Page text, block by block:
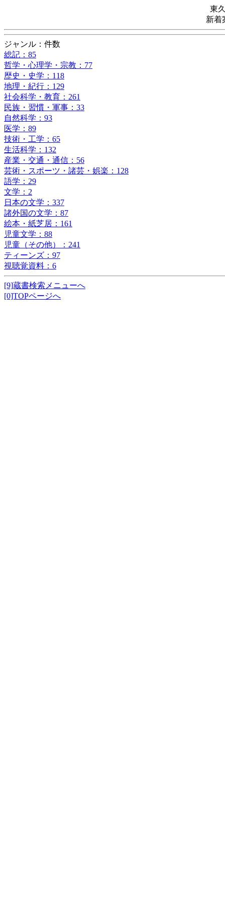
東
新着
ジャンル：件数
総記：85
哲学・心理学・宗教：77
歴史・史学：118
地理・紀行：129
社会科学・教育：261
民族・習慣・軍事：33
自然科学：93
医学：89
技術・工学：65
生活科学：132
産業・交通・通信：56
芸術・スポーツ・諸芸・娯楽：128
語学：29
文学：2
日本の文学：337
諸外国の文学：87
絵本・紙芝居：161
児童文学：88
児童（その他）：241
ティーンズ：97
視聴覚資料：6
[9]蔵書検索メニューへ
[0]TOPページへ